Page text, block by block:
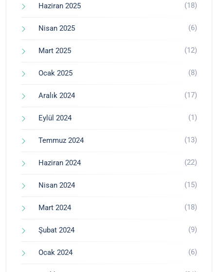
Haziran 2025 (18)
Nisan 2025 (6)
Mart 2025 (12)
Ocak 2025 (8)
Aralık 2024 (17)
Eylül 2024 (1)
Temmuz 2024 (13)
Haziran 2024 (22)
Nisan 2024 (15)
Mart 2024 (18)
Şubat 2024 (9)
Ocak 2024 (6)